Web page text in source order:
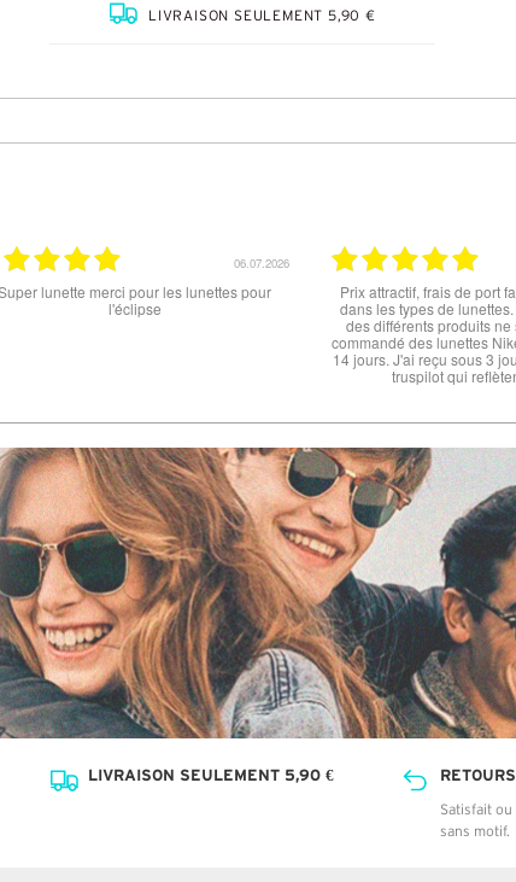
LIVRAISON SEULEMENT 5,90 €
12.06.2026
super les lunettes, très cool, merci
Rien à redire si ce n'est
peu longue à mon goût.
sont top
LIVRAISON SEULEMENT 5,90 € RETOURS
Satisfait
sans motif.